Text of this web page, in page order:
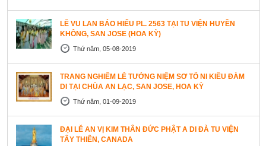
LỄ VU LAN BÁO HIẾU PL. 2563 TẠI TU VIỆN HUYỀN
KHÔNG, SAN JOSE (HOA KỲ)
Thứ năm, 05-08-2019
TRANG NGHIÊM LỄ TƯỞNG NIỆM SƠ TỔ NI KIỀU ĐÀM
DI TẠI CHÙA AN LẠC, SAN JOSE, HOA KỲ
Thứ năm, 01-09-2019
ĐẠI LỄ AN VỊ KIM THÂN ĐỨC PHẬT A DI ĐÀ TU VIỆN
TÂY THIÊN, CANADA